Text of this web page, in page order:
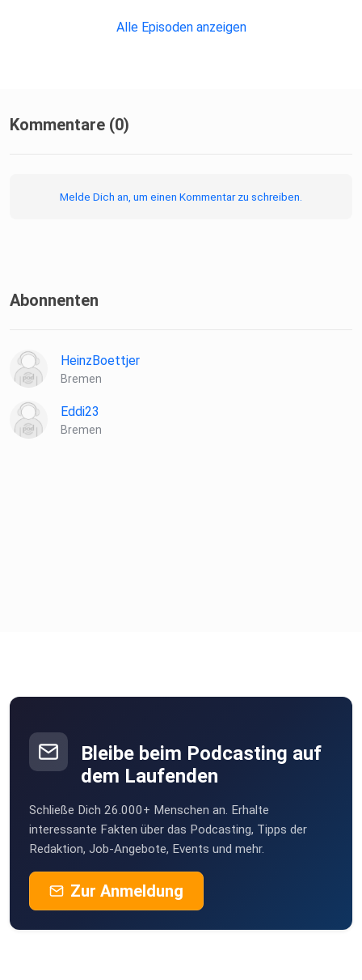
Alle Episoden anzeigen
Kommentare (0)
Melde Dich an, um einen Kommentar zu schreiben.
Abonnenten
HeinzBoettjer
Bremen
Eddi23
Bremen
Bleibe beim Podcasting auf
dem Laufenden
Schließe Dich 26.000+ Menschen an. Erhalte
interessante Fakten über das Podcasting, Tipps der
Redaktion, Job-Angebote, Events und mehr.
Zur Anmeldung